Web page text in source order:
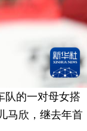
队的一对母女搭
马欣，继去年首